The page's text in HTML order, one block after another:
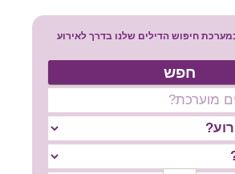
חיפוש הדילים שלנו בדרך לאירוע
חפש